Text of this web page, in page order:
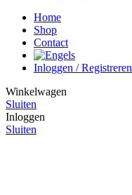
Home
Shop
Contact
Inloggen / Registreren
Winkelwagen
Sluiten
Inloggen
Sluiten